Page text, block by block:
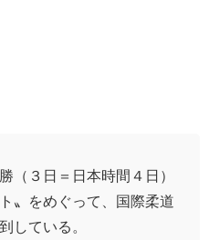
（３日＝日本時間４日）
〟をめぐって、国際柔道
している。